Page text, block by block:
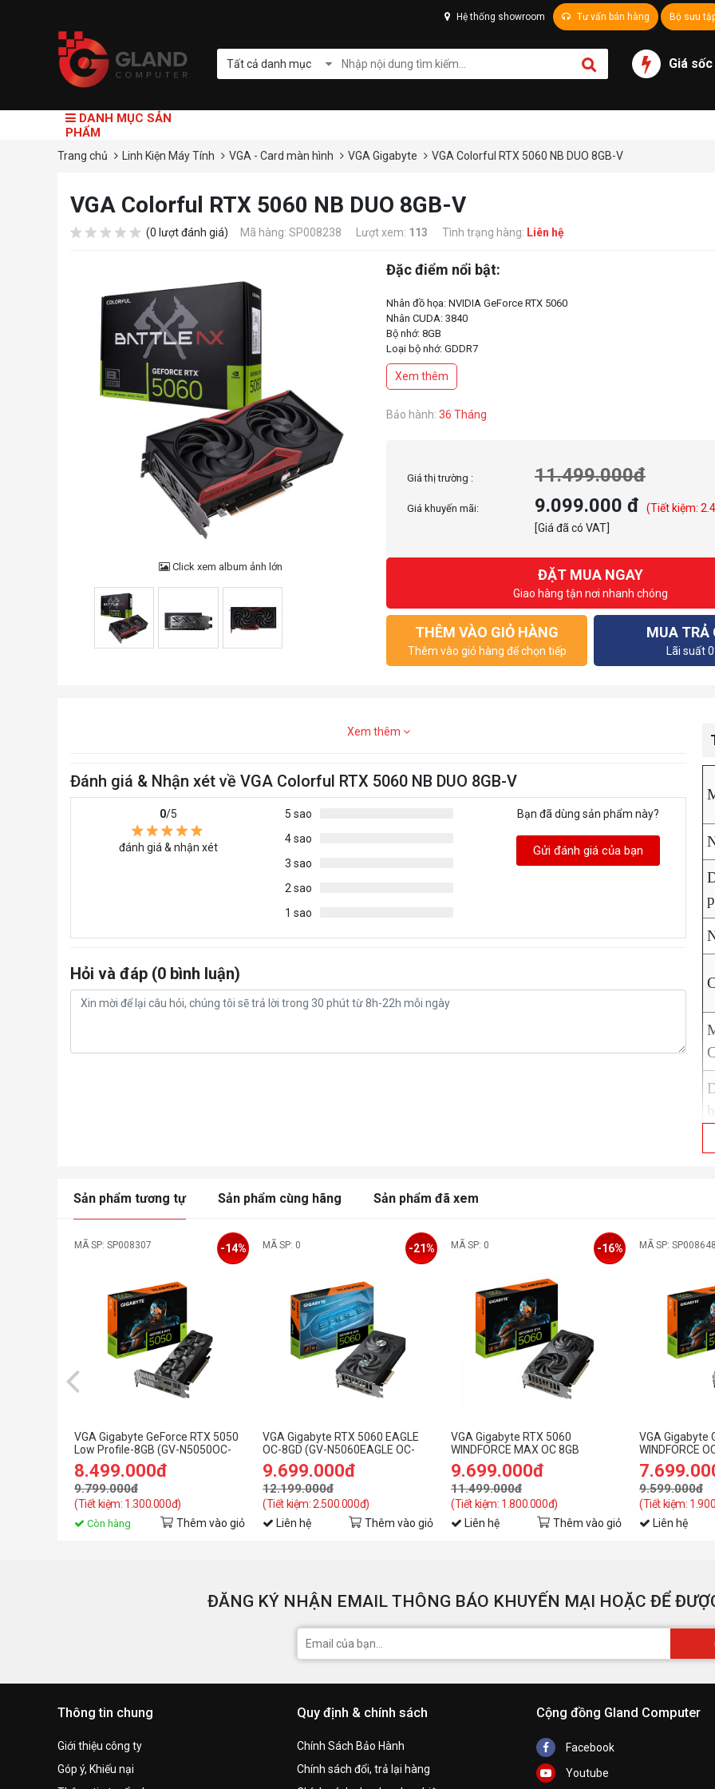
Hệ thống showroom Tư vấn bán hàng Bộ sưu
Tất cả danh mục Giá sốc
DANH MỤC SẢN
PHẨM
Trang chủ Linh Kiện Máy Tính VGA - Card màn hình VGA Gigabyte VGA Colorful RTX 5060 NB DUO 8GB-V
VGA Colorful RTX 5060 NB DUO 8GB-V
(0 lượt đánh giá) Mã hàng: SP008238 Lượt xem: 113 Tình trạng hàng: Liên hệ
Click xem album ảnh lớn
Đặc điểm nổi bật:
Nhân đồ họa: NVIDIA GeForce RTX 5060
Nhân CUDA: 3840
Bộ nhớ: 8GB
Loại bộ nhớ: GDDR7
Xem thêm
Bảo hành: 36 Tháng
Giá thị trường : 11.499.000đ
Giá khuyến mãi: 9.099.000 đ
(Tiết kiệm:
[Giá đã có VAT]
ĐẶT MUA NGAY
Giao hàng tận nơi nhanh chóng
THÊM VÀO GIỎ HÀNG
Thêm vào giỏ hàng để chọn tiếp
MUA TRẢ
Lãi suất
Xem thêm
Đánh giá & Nhận xét về VGA Colorful RTX 5060 NB DUO 8GB-V
0/5
đánh giá & nhận xét
5 sao
4 sao
3 sao
2 sao
1 sao
Bạn đã dùng sản phẩm này?
Gửi đánh giá của bạn
Hỏi và đáp (0 bình luận)
Sản phẩm tương tự Sản phẩm cùng hãng Sản phẩm đã xem
MÃ SP: SP008307
VGA Gigabyte GeForce RTX 5050
Low Profile-8GB (GV-N5050OC-
8GL) GDDR6
8.499.000đ
9.799.000đ
(Tiết kiệm: 1.300.000đ)
-14%
Còn hàng Thêm vào giỏ
MÃ SP: 0
VGA Gigabyte RTX 5060 EAGLE
OC-8GD (GV-N5060EAGLE OC-
8GD)
9.699.000đ
12.199.000đ
(Tiết kiệm: 2.500.000đ)
-21%
Liên hệ Thêm vào giỏ
MÃ SP: 0
VGA Gigabyte RTX 5060
WINDFORCE MAX OC 8GB
9.699.000đ
11.499.000đ
(Tiết kiệm: 1.800.000đ)
-16%
Liên hệ Thêm vào giỏ
MÃ SP: SP008648
VGA Gigabyte
WINDFORCE
N5050WF2OC-
9.599.000đ
(Tiết kiệm:
Liên hệ
ĐĂNG KÝ NHẬN EMAIL THÔNG BÁO KHUYẾN MẠI HOẶC ĐỂ
Thông tin chung
Giới thiệu công ty
Góp ý, Khiếu nại
Quy định & chính sách
Chính Sách Bảo Hành
Chính sách đổi, trả lại hàng
Cộng đồng Gland Computer
Facebook
Youtube